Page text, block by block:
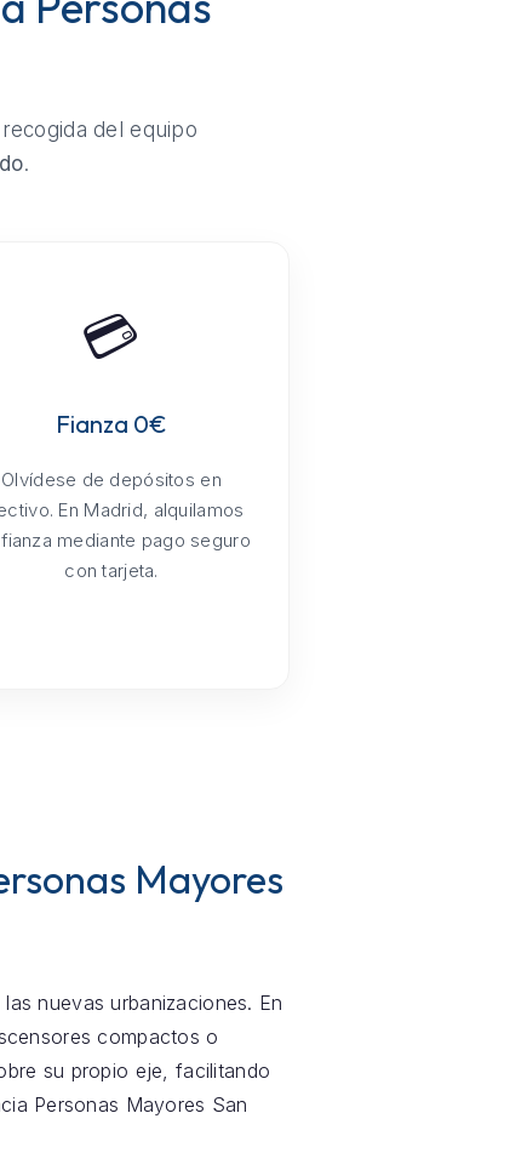
del equipo
.
💳
Fianza 0€
Olvídese de depósitos en
En Madrid, alquilamos
mediante pago seguro
con tarjeta.
Mayores
nuevas urbanizaciones. En
compactos o
su propio eje, facilitando
Personas Mayores San